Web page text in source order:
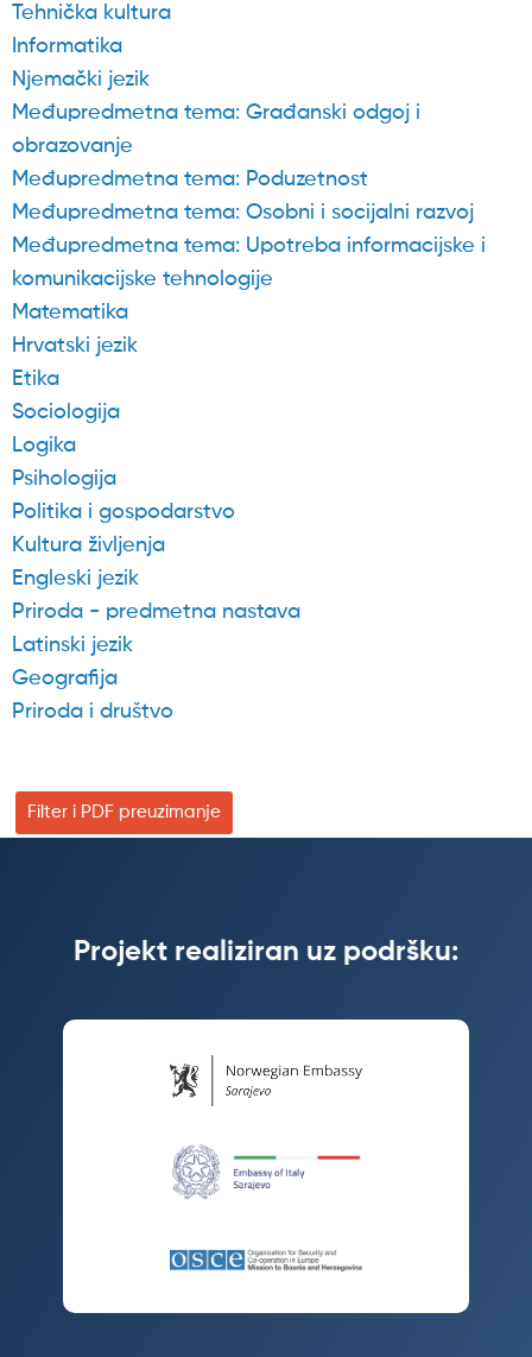
Tehnička kultura
Informatika
Njemački jezik
Međupredmetna tema: Građanski odgoj i
obrazovanje
Međupredmetna tema: Poduzetnost
Međupredmetna tema: Osobni i socijalni razvoj
Međupredmetna tema: Upotreba informacijske i
komunikacijske tehnologije
Matematika
Hrvatski jezik
Etika
Sociologija
Logika
Psihologija
Politika i gospodarstvo
Kultura življenja
Engleski jezik
Priroda - predmetna nastava
Latinski jezik
Geografija
Priroda i društvo
Filter i PDF preuzimanje
Projekt realiziran uz podršku: